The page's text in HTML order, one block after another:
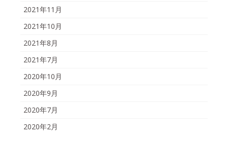
2021年11月
2021年10月
2021年8月
2021年7月
2020年10月
2020年9月
2020年7月
2020年2月